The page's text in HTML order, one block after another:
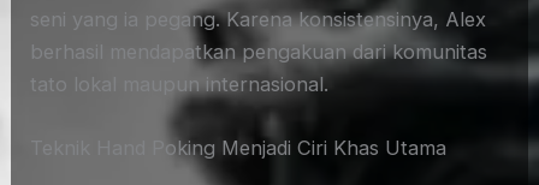
seni yang ia pegang. Karena konsistensinya, Alex
berhasil mendapatkan pengakuan dari komunitas
tato lokal maupun internasional.
Teknik Hand Poking Menjadi Ciri Khas Utama